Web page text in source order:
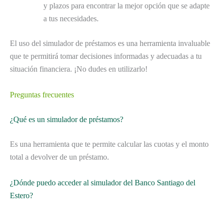
y plazos para encontrar la mejor opción que se adapte
a tus necesidades.
El uso del simulador de préstamos es una herramienta invaluable
que te permitirá tomar decisiones informadas y adecuadas a tu
situación financiera. ¡No dudes en utilizarlo!
Preguntas frecuentes
¿Qué es un simulador de préstamos?
Es una herramienta que te permite calcular las cuotas y el monto
total a devolver de un préstamo.
¿Dónde puedo acceder al simulador del Banco Santiago del
Estero?